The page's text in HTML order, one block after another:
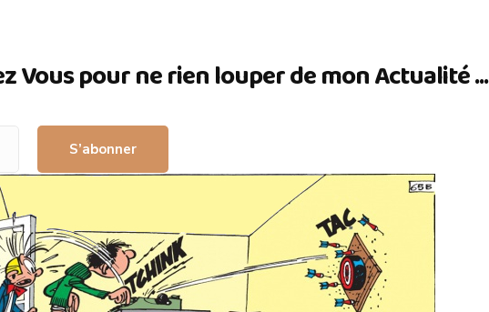
Vous pour ne rien louper de mon Actualité ...
S’abonner